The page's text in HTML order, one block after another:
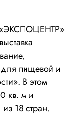
«ЭКСПОЦЕНТР»
для пищевой и
В этом
кв. м и
18 стран.